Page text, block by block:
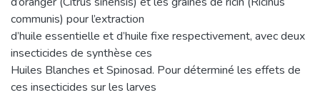
communis) pour l’extraction
d’huile essentielle et d’huile fixe respectivement, avec deux
insecticides de synthèse ces
Huiles Blanches et Spinosad. Pour déterminé les effets de
ces insecticides sur les larves